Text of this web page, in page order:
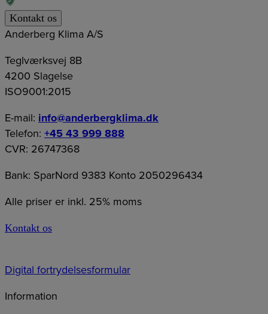
Anderberg Klima A/S
Teglværksvej 8B
4200 Slagelse
ISO9001:2015
E-mail: info@anderbergklima.dk
Telefon: +45 43 999 888
CVR: 26747368
Bank: SparNord 9383 Konto 2050296434
Alle priser er inkl. 25% moms
Kontakt os
Digital fortrydelsesformular
Information